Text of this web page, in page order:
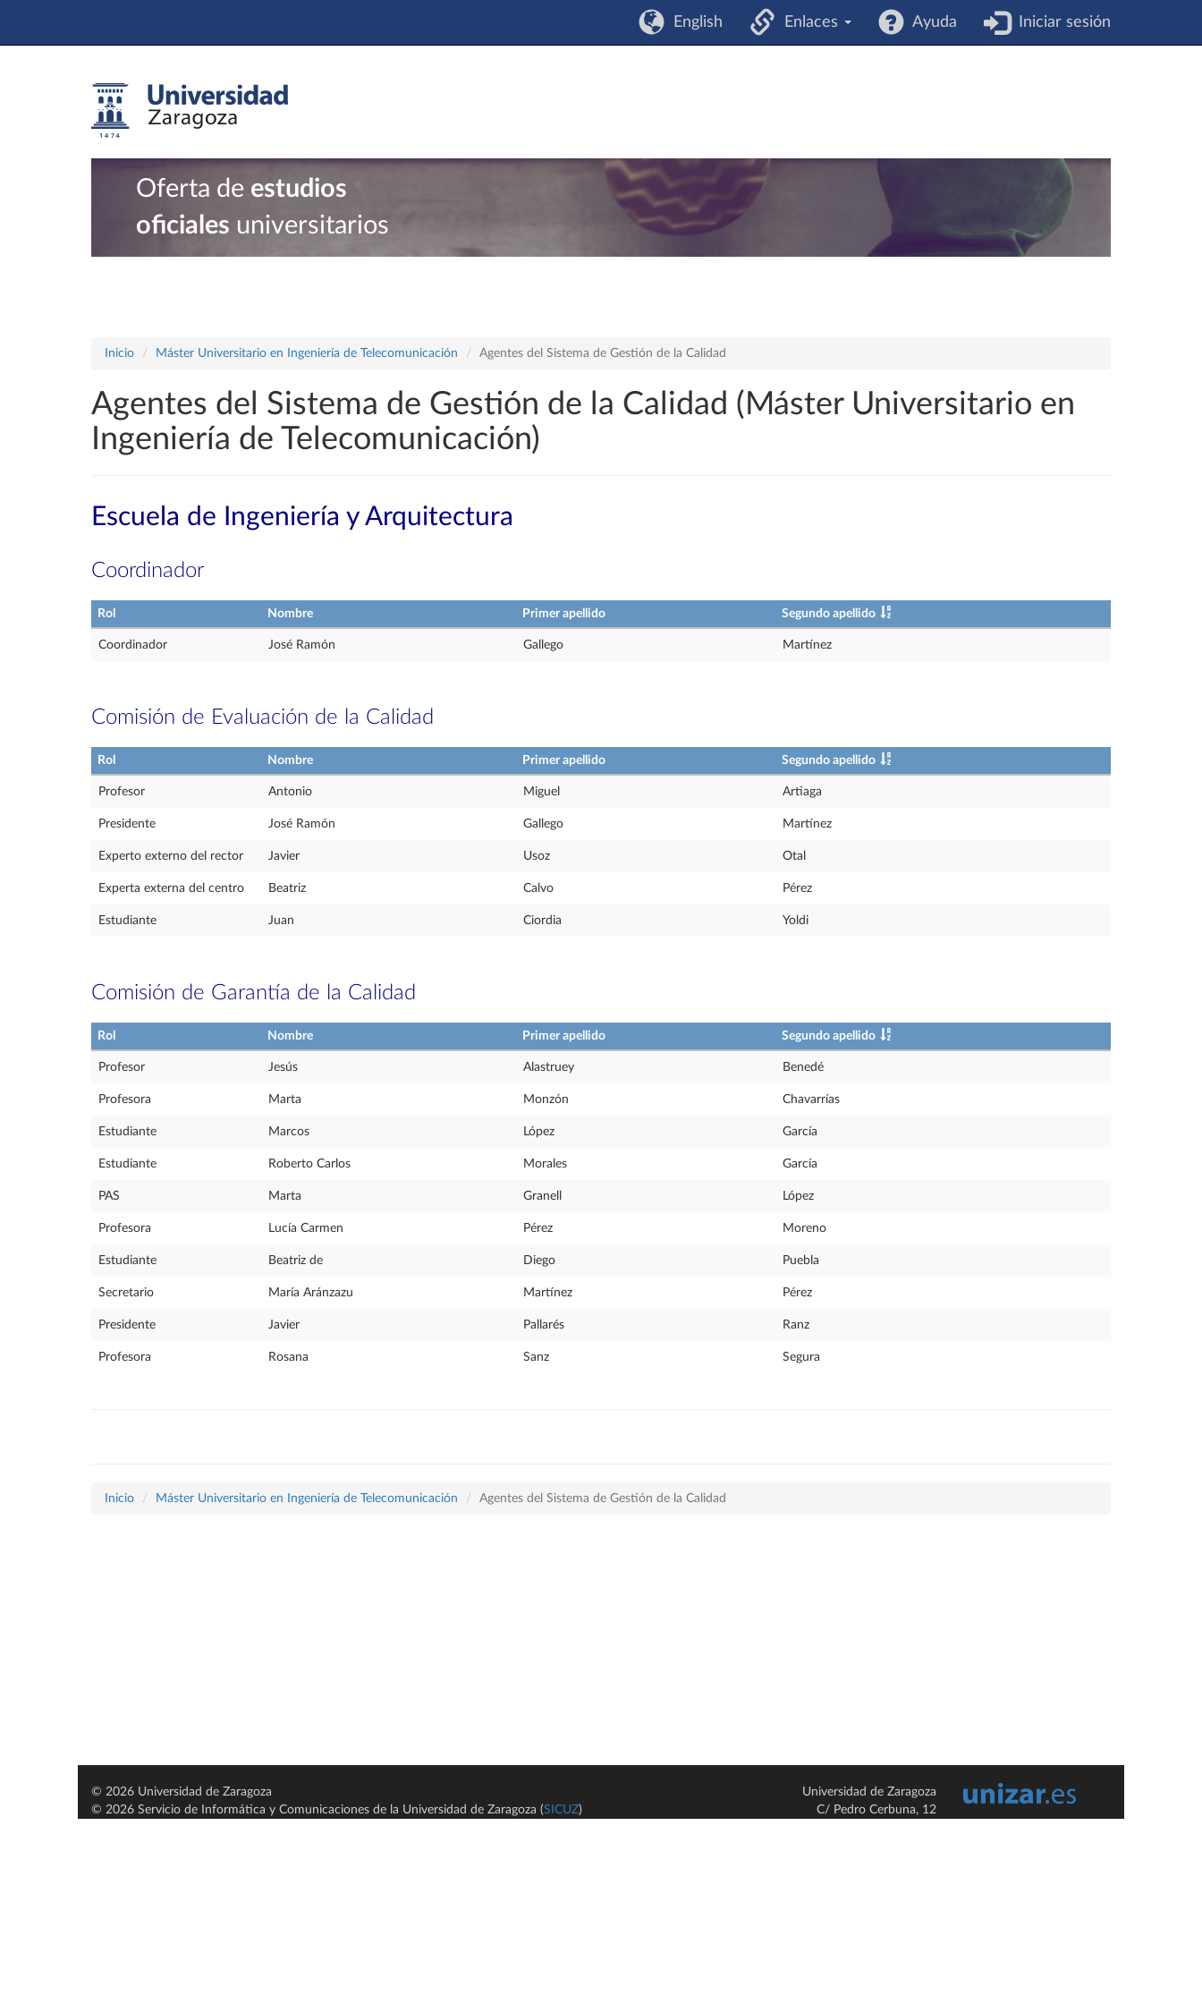
English Enlaces Ayuda Iniciar sesión
Oferta de estudios
oficiales universitarios
Inicio Máster Universitario en Ingeniería de Telecomunicación Agentes del Sistema de Gestión de la Calidad
Agentes del Sistema de Gestión de la Calidad (Máster Universitario en
Ingeniería de Telecomunicación)
Escuela de Ingeniería y Arquitectura
Coordinador
Rol Nombre Primer apellido Segundo apellido
Coordinador José Ramón Gallego Martínez
Comisión de Evaluación de la Calidad
Rol Nombre Primer apellido Segundo apellido
Profesor Antonio Miguel Artiaga
Presidente José Ramón Gallego Martínez
Experto externo del rector Javier Usoz Otal
Experta externa del centro Beatriz Calvo Pérez
Estudiante Juan Ciordia Yoldi
Comisión de Garantía de la Calidad
Rol Nombre Primer apellido Segundo apellido
Profesor Jesús Alastruey Benedé
Profesora Marta Monzón Chavarrías
Estudiante Marcos López García
Estudiante Roberto Carlos Morales García
PAS Marta Granell López
Profesora Lucía Carmen Pérez Moreno
Estudiante Beatriz de Diego Puebla
Secretario María Aránzazu Martínez Pérez
Presidente Javier Pallarés Ranz
Profesora Rosana Sanz Segura
Inicio Máster Universitario en Ingeniería de Telecomunicación Agentes del Sistema de Gestión de la Calidad
© 2026 Universidad de Zaragoza
© 2026 Servicio de Informática y Comunicaciones de la Universidad de Zaragoza (SICUZ)
Universidad de Zaragoza
C/ Pedro Cerbuna, 12